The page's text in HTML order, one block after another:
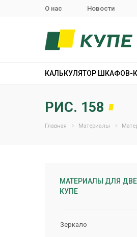
О нас Новости
КАЛЬКУЛЯТОР ШКАФОВ-
РИС. 158
Главная Материалы
МАТЕРИАЛЫ ДЛЯ
КУПЕ
Зеркало